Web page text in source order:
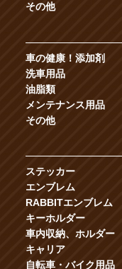
その他
車の健康！添加剤
洗車用品
油脂類
メンテナンス用品
その他
ステッカー
エンブレム
RABBITエンブレム
キーホルダー
車内収納、ホルダー
キャリア
自転車・バイク用品